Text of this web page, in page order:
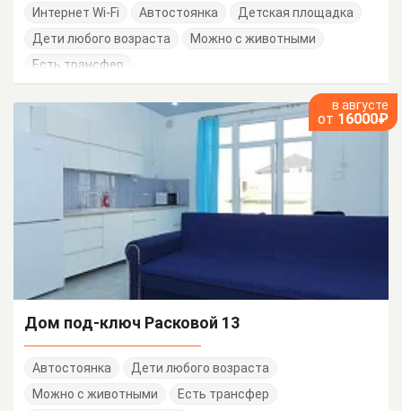
Интернет Wi-Fi Автостоянка
Детская площадка
Дети любого возраста
Можно с животными
Есть трансфер
в августе
от 16000₽
Дом под-ключ Расковой 13
Автостоянка
Дети любого возраста
Можно с животными
Есть трансфер